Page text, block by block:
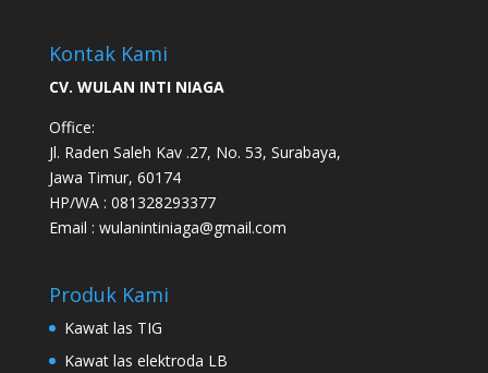
Kontak Kami
CV. WULAN INTI NIAGA
Office:
Jl. Raden Saleh Kav .27, No. 53, Surabaya,
Jawa Timur, 60174
HP/WA : 081328293377
Email : wulanintiniaga@gmail.com
Produk Kami
Kawat las TIG
Kawat las elektroda LB